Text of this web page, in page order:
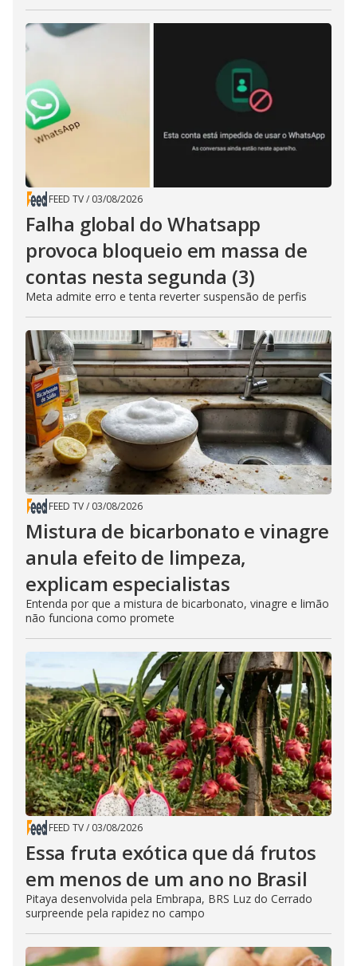
FEED TV/ 03/08/2026
Falha global do Whatsapp
provoca bloqueio em massa de
contas nesta segunda (3)
Meta admite erro e tenta reverter suspensão de perfis
FEED TV/ 03/08/2026
Mistura de bicarbonato e vinagre
anula efeito de limpeza,
explicam especialistas
Entenda por que a mistura de bicarbonato, vinagre e limão
não funciona como promete
FEED TV/ 03/08/2026
Essa fruta exótica que dá frutos
em menos de um ano no Brasil
Pitaya desenvolvida pela Embrapa, BRS Luz do Cerrado
surpreende pela rapidez no campo